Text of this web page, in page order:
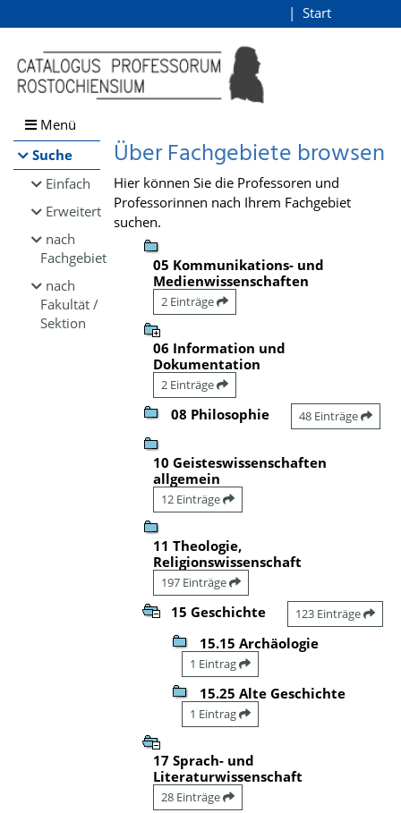
Browsen
direkt zum Inhalt
Start
Menü
Suche
Einfach
Erweitert
nach
Fachgebiet
nach
Fakultät /
Sektion
Über Fachgebiete browsen
Hier können Sie die Professoren und
Professorinnen nach Ihrem Fachgebiet
suchen.
05 Kommunikations- und
Medienwissenschaften
2 Einträge
06 Information und
Dokumentation
2 Einträge
08 Philosophie 48 Einträge
10 Geisteswissenschaften
allgemein
12 Einträge
11 Theologie,
Religionswissenschaft
197 Einträge
15 Geschichte 123 Einträge
15.15 Archäologie
1 Eintrag
15.25 Alte Geschichte
1 Eintrag
17 Sprach- und
Literaturwissenschaft
28 Einträge